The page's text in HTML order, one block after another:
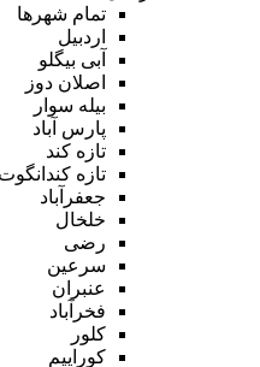
تمام شهر‌ها
اردبیل
آبی بیگلو
اصلان دوز
بیله سوار
پارس آباد
تازه کند
تازه کندانگوت
جعفرآباد
خلخال
رضی
سرعین
عنبران
فخرآباد
کلور
کوراییم